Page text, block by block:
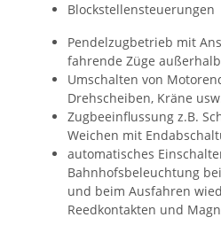
Blockstellensteuerungen
Pendelzugbetrieb mit
fahrende Züge
Umschalten von
Drehscheiben, Kräne
Zugbeeinflussung z.B.
Weichen mit
automatisches
Bahnhofsbeleuchtung
und beim Ausfahren
Reedkontakten und